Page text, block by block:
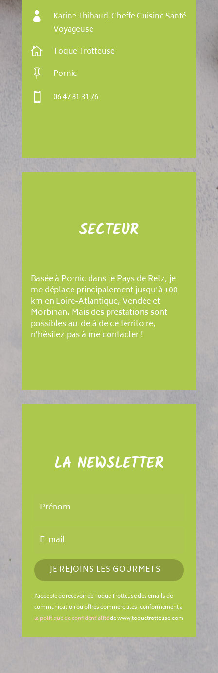

Karine Thibaud, Cheffe Cuisine Santé
Voyageuse
 Toque Trotteuse
 Pornic
 06 47 81 31 76
SECTEUR
Basée à Pornic dans le Pays de Retz, je
me déplace principalement jusqu'à 100
km en Loire-Atlantique, Vendée et
Morbihan. Mais des prestations sont
possibles au-delà de ce territoire,
n’hésitez pas à me contacter !
LA NEWSLETTER
JE REJOINS LES GOURMETS
J'accepte de recevoir de Toque Trotteuse des emails de
communication ou offres commerciales, conformément à
la politique de confidentialitéde www.toquetrotteuse.com